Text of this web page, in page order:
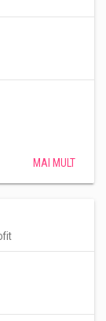
MAI MULT